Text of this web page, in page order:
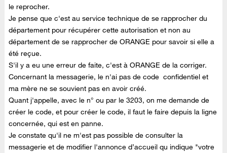
le reprocher.
Je pense que c'est au service technique de se rapprocher du
département pour récupérer cette autorisation et non au
département de se rapprocher de ORANGE pour savoir si elle a
été reçue.
S'il y a eu une erreur de faite, c'est à ORANGE de la corriger.
Concernant la messagerie, le n'ai pas de code confidentiel et
ma mère ne se souvient pas en avoir créé.
Quant j'appelle, avec le n° ou par le 3203, on me demande de
créer le code, et pour créer le code, il faut le faire depuis la ligne
concernée, qui est en panne.
Je constate qu'il ne m'est pas possible de consulter la
messagerie et de modifier l'annonce d’accueil qu indique "votre